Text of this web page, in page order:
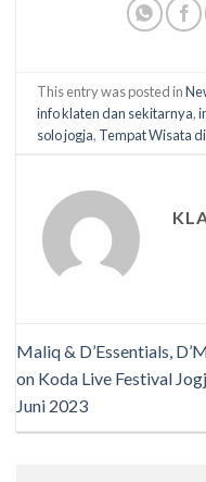
This entry was posted in
info klaten dan sekitarnya,
solo jogja, Tempat Wisata
Maliq & D’Essentials,
on Koda Live Festival
Juni 2023